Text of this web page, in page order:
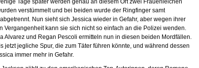
Tage später werden genau an diesem Ort zwei Frauenleichen
verstümmelt und bei beiden wurde der Ringfinger samt
Nun sieht sich Jessica wieder in Gefahr, aber wegen ihrer
Vergangenheit kann sie sich nicht so einfach an die Polizei wenden.
Alvarez und Regan Pescoli ermitteln nun in diesen beiden Mordfällen.
jetzt jegliche Spur, die zum Täter führen könnte, und während dessen
immer mehr in Gefahr.